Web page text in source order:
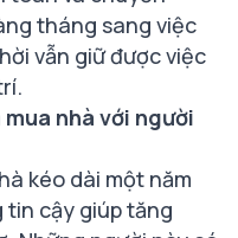
tháng sang việc
vẫn giữ được việc
nhà với người
kéo dài một năm
tin cậy giúp tăng